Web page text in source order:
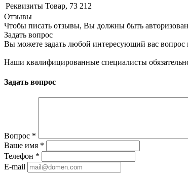
Реквизиты Товар, 73 212
Отзывы
Чтобы писать отзывы, Вы должны быть
Задать вопрос
Вы можете задать любой интересующий вас вопрос
Наши квалифицированные специалисты
Задать вопрос
Вопрос *
Ваше имя *
Телефон *
E-mail